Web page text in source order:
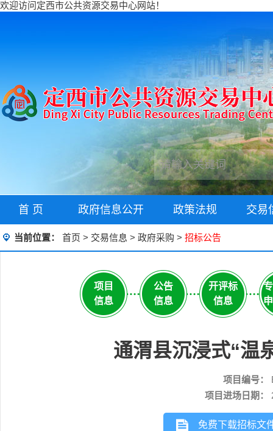
欢迎访问定西市公共资源交易中心网站！
首 页 政府信息公开 政策法规 交易
当前位置： 首页 > 交易信息 > 政府采购 > 招标公告
项目
信息
公告
信息
开评标
信息
通渭县沉浸式“温
项目编号：
项目进场日期：
免费下载招标文